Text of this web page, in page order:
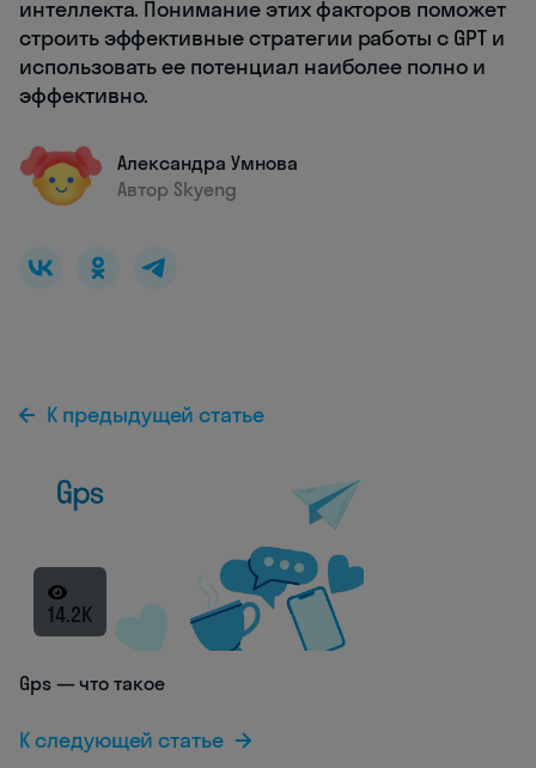
интеллекта. Понимание этих факторов поможет
строить эффективные стратегии работы с GPT и
использовать ее потенциал наиболее полно и
эффективно.
Александра Умнова
Автор Skyeng
К предыдущей статье
14.2K
Gps — что такое
К следующей статье